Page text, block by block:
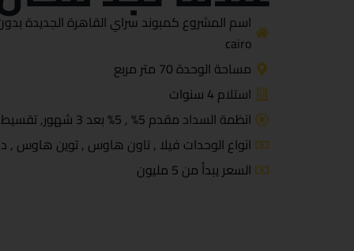
cairo
مساحة الوحدة 70 متر مربع
استلام 4 سنوات
انظمة السداد مقدم 5% , 5% بعد 3 شهور, تقسيط على 8 سنوات
انواع الوحدات فيلا , تاون هاوس , توين هاوس
السعر يبدأ من 5 مليون